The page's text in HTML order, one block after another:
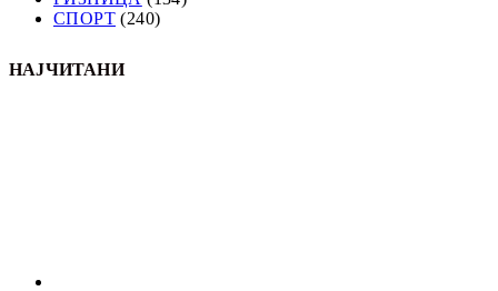
СПОРТ (240)
НАЈЧИТАНИ